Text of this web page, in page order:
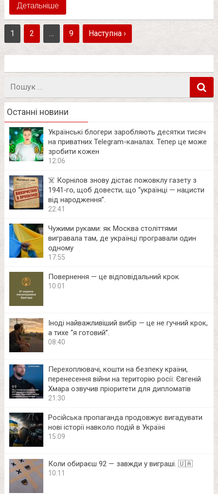
Детальніше
1 2 … 9 Наступна ›
Пошук
Останні новини
Українські блогери заробляють десятки тисяч
на приватних Telegram-каналах. Тепер це може
зробити кожен
12:06
☠️ Корнілов знову дістає пожовклу газету з
1941‑го, щоб довести, що “українці — нацисти
від народження”.
22:41
Чужими руками: як Москва століттями
вигравала там, де українці програвали один
одному
17:55
Повернення — це відповідальний крок
10:01
Іноді найважливіший вибір — це не гучний крок,
а тихе “я готовий”.
08:40
Перехоплювачі, кошти на безпеку країни,
перенесення війни на територію росії: Євгеній
Хмара озвучив пріоритети для дипломатів
21:30
Російська пропаганда продовжує вигадувати
нові історії навколо подій в Україні
15:09
Коли обираєш 92 — завжди у виграші. 🇺🇦
10:11